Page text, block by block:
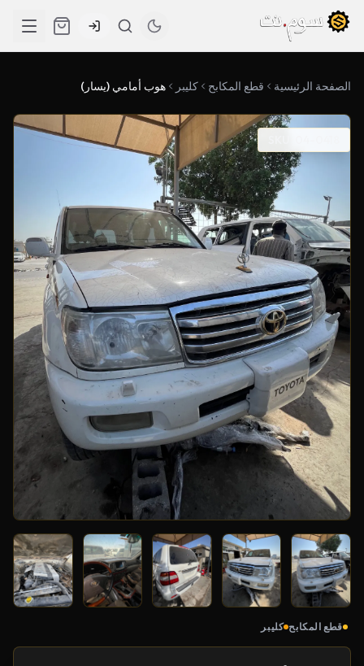
الصفحة الرئيسية قطع المكابح كليبر هوب أمامي (يسار)
قطع المكابح كليبر